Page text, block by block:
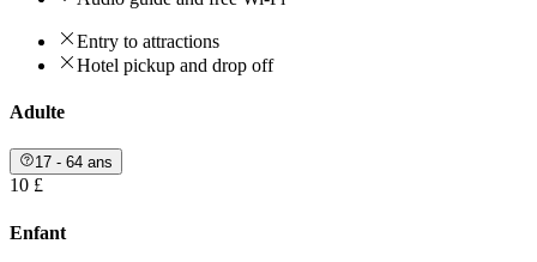
Entry to attractions
Hotel pickup and drop off
Adulte
17 - 64 ans
10 £
Enfant